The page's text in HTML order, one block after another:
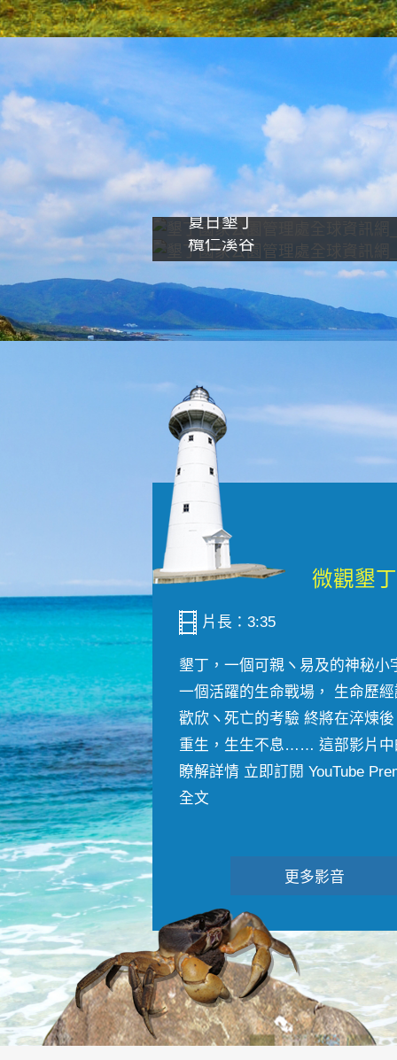
夏日墾丁
欖仁溪谷
片長：3:35
墾丁，一個可親ヽ易及的神秘小
一個活躍的生命戰場， 生命歷
歡欣ヽ死亡的考驗 終將在淬煉
重生，生生不息…… 這部影片中
瞭解詳情 立即訂閱 YouTube
全文
更多影音